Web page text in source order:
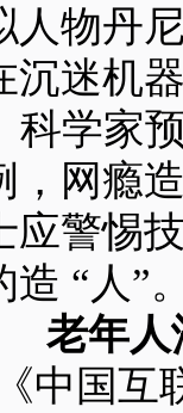
人物丹
沉迷机
科学家
，网瘾
应警惕
造 “人”
老年人
国互联